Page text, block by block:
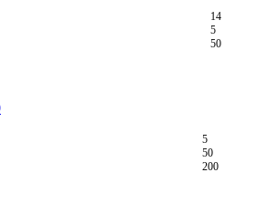
14
5
50
5
50
200